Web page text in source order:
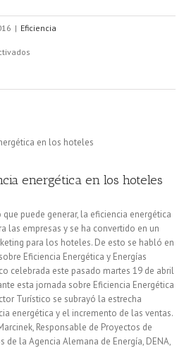
| Eficiencia
déficit
la
eficiencia
energética
energética en los hoteles
puede generar, la eficiencia energética
las empresas y se ha convertido en un
para los hoteles. De esto se habló en
Eficiencia Energética y Energías
celebrada este pasado martes 19 de abril
esta jornada sobre Eficiencia Energética
Turístico se subrayó la estrecha
energética y el incremento de las ventas.
Responsable de Proyectos de
de la Agencia Alemana de Energía, DENA,